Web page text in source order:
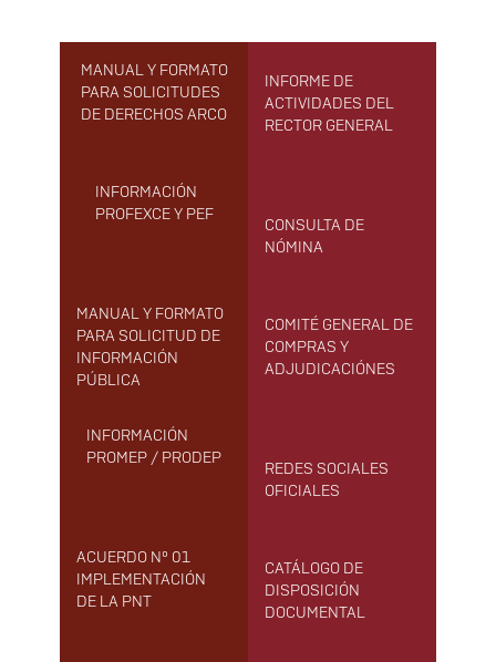
MANUAL Y FORMATO
PARA SOLICITUDES
DE DERECHOS ARCO
INFORME DE
ACTIVIDADES DEL
RECTOR GENERAL
INFORMACIÓN
PROFEXCE Y PEF
CONSULTA DE
NÓMINA
MANUAL Y FORMATO
PARA SOLICITUD DE
INFORMACIÓN
PÚBLICA
COMITÉ GENERAL DE
COMPRAS Y
ADJUDICACIÓNES
INFORMACIÓN
PROMEP / PRODEP
REDES SOCIALES
OFICIALES
ACUERDO Nº 01
IMPLEMENTACIÓN
DE LA PNT
CATÁLOGO DE
DISPOSICIÓN
DOCUMENTAL